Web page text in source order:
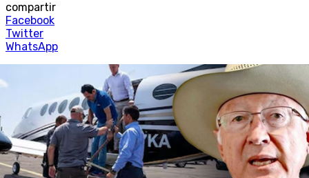
compartir
Facebook
Twitter
WhatsApp